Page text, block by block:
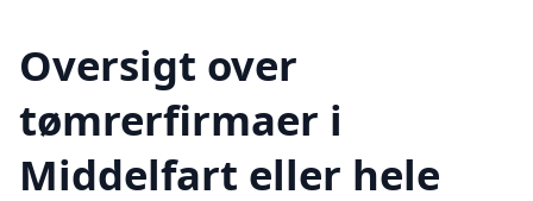
Oversigt over
tømrerfirmaer i
Middelfart eller hele